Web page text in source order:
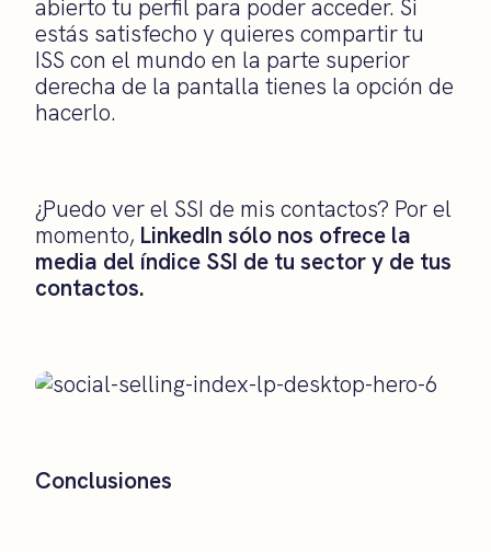
abierto tu perfil para poder acceder. Si
estás satisfecho y quieres compartir tu
ISS con el mundo en la parte superior
derecha de la pantalla tienes la opción de
hacerlo.
¿Puedo ver el SSI de mis contactos? Por el
momento, LinkedIn sólo nos ofrece la
media del índice SSI de tu sector y de tus
contactos.
Conclusiones